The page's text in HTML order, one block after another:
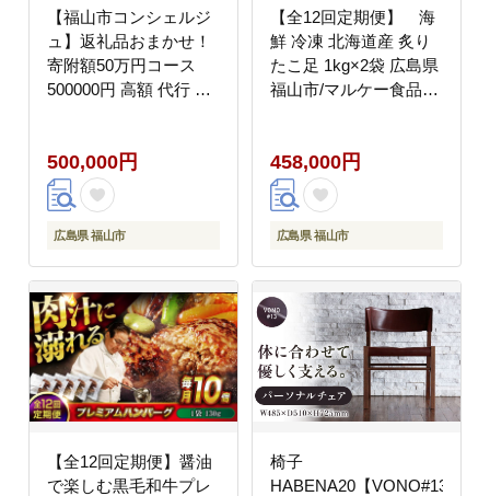
【福山市コンシェルジ
ュ】返礼品おまかせ！
寄附額50万円コース
500000円 高額 代行 サ
海鮮 酒 焼酎 布団 寝具
枕 家具 お菓子 寄附
[BAZZ017]
500,000円
広島県 福山市
【全12回定期便】 海
鮮 冷凍 北海道産 炙り
たこ足 1kg×2袋 広島県
福山市/マルケー食品株
458,000円
広島県 福山市
【全12回定期便】醤油
で楽しむ黒毛和牛プレ
椅子
HABENA20【VONO#13】